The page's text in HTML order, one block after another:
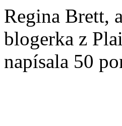
Regina Brett,
blogerka z
napísala 50